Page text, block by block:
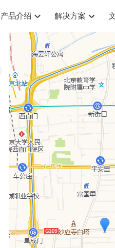
产品介绍
搜索定位
鸿蒙星河版定位SDK HOT
鸿蒙星河版定位SDK
搜索 HOT
位置、周边、行政区、ID等查询接口
JS Android iOS
定位 HOT
基于LBS的定位服务
API
Android iOS
地理/逆地理编码
位置名称与经纬度之间转换服务
JS Android
地理围栏
虚拟空间围栏服务
Android
天气查询
查询目标区域当前/未来天气
鸿
导
轻
提
API
智
解决方案
空间智能 NEW
提供LBS领域的Agent解决方案
智能手表 NEW
提供智能守护与运动出行解决方案
智能眼镜 NEW
智能眼镜实时导航及智慧出行解决方案
世界地图 NEW
面向开发者提供全球范围内LBS服务
智能两轮车 NEW
合规精确的两轮车场景导航
手机银行 NEW
提供手机银行APP地图应用
Web基础服务API
Web高级服务API
物流服务API
猎鹰服务 API
JS
JS API
数据可视
地图组件
URI API
地铁图
产品定价
产品定价
技术服务许可
GeoHUB自定义地图
GeoHUB数据中心
产
高级能力
企业智图
云图市场
热门推荐
Android定位
Android定
浏览器定位 JS API提供
逆地理编码 经纬度转换
自定义地图 7大类44种
认证开发商 商业授权